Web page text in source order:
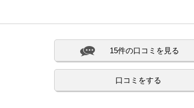
15件の口コミを見る
口コミをする